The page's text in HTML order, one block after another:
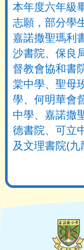
本年度六年級
志願，部分學
嘉諾撒聖瑪利
沙書院、保良
督教會協和書
棠中學、聖母
學、何明華會
中學、嘉諾撒
德書院、可立
及文理書院(九